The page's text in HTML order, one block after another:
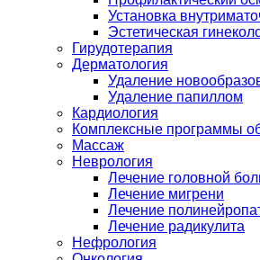
Установка
Эстетическая
Гирудотерапия
Дерматология
Удаление
Удаление папиллом
Кардиология
Комплексные программы
Массаж
Неврология
Лечение головной
Лечение мигрени
Лечение
Лечение радикулита
Нефрология